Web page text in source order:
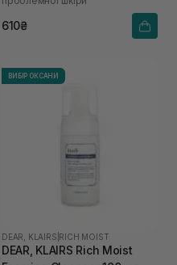
610₴
ВИБІР ОКСАНИ
DEAR, KLAIRS RICH MOIST
DEAR, KLAIRS Rich Moist